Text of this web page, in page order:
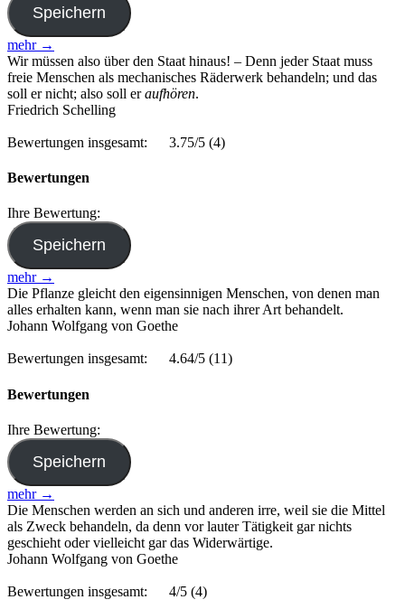
mehr →
Wir müssen also über den Staat hinaus! – Denn jeder Staat muss
freie Menschen als mechanisches Räderwerk behandeln; und das
soll er nicht; also soll eraufhören.
Friedrich Schelling
Bewertungen insgesamt: 3.75/5 (4)
Bewertungen
Ihre Bewertung:
mehr →
Die Pflanze gleicht den eigensinnigen Menschen, von denen man
alles erhalten kann, wenn man sie nach ihrer Art behandelt.
Johann Wolfgang von Goethe
Bewertungen insgesamt: 4.64/5 (11)
Bewertungen
Ihre Bewertung:
mehr →
Die Menschen werden an sich und anderen irre, weil sie die Mittel
als Zweck behandeln, da denn vor lauter Tätigkeit gar nichts
geschieht oder vielleicht gar das Widerwärtige.
Johann Wolfgang von Goethe
Bewertungen insgesamt: 4/5 (4)